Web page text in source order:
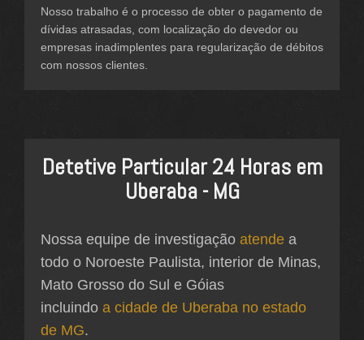
Nosso trabalho é o processo de obter o pagamento de
dívidas atrasadas, com localização do devedor ou
empresas inadimplentes para regularização de débitos
com nossos clientes.
Detetive Particular 24 Horas em
Uberaba - MG
Nossa equipe de investigação atende a
todo o Noroeste Paulista, interior de Minas,
Mato Grosso do Sul e Góias
incluindo a cidade de Uberaba no estado
de MG.